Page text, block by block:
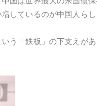
しているのが中国人ら
う「鉄板」の下支えが